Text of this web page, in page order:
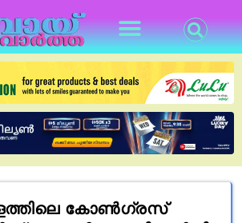
കോൺഗ്രസ്